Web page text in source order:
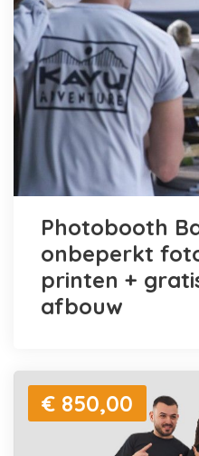
Photobooth
onbeperkt
printen +
afbouw
€ 850,00